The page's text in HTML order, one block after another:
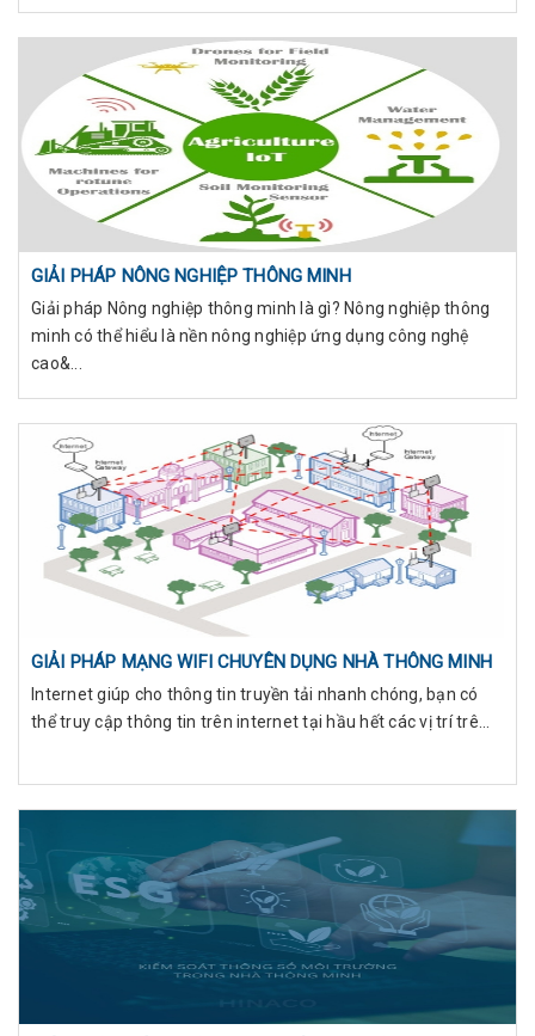
GIẢI PHÁP NÔNG NGHIỆP THÔNG MINH
Giải pháp Nông nghiệp thông minh là gì? Nông nghiệp thông
minh có thể hiểu là nền nông nghiệp ứng dụng công nghệ
cao&...
GIẢI PHÁP MẠNG WIFI CHUYÊN DỤNG NHÀ THÔNG MINH
Internet giúp cho thông tin truyền tải nhanh chóng, bạn có
thể truy cập thông tin trên internet tại hầu hết các vị trí trê...